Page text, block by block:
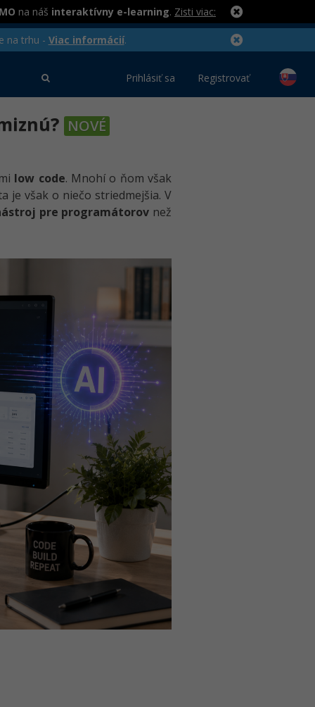
na náš interaktívny e-learning. Zisti viac:
na trhu - Viac informácií.
Prihlásiť sa Registrovať
NOVÉ
low code. Mnohí o ňom však
je však o niečo striedmejšia. V
pre programátorov než